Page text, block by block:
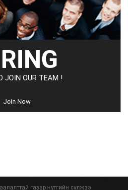
JOIN OUR TEAM !
Join Now
газар нутгийн сүлжээ